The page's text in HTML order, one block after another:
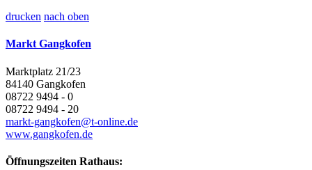
drucken nach oben
Markt Gangkofen
Marktplatz 21/23
84140 Gangkofen
08722 9494 - 0
08722 9494 - 20
markt-gangkofen@t-online.de
www.gangkofen.de
Öffnungszeiten Rathaus: